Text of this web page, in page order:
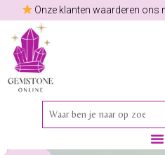
Onze klanten waarderen ons